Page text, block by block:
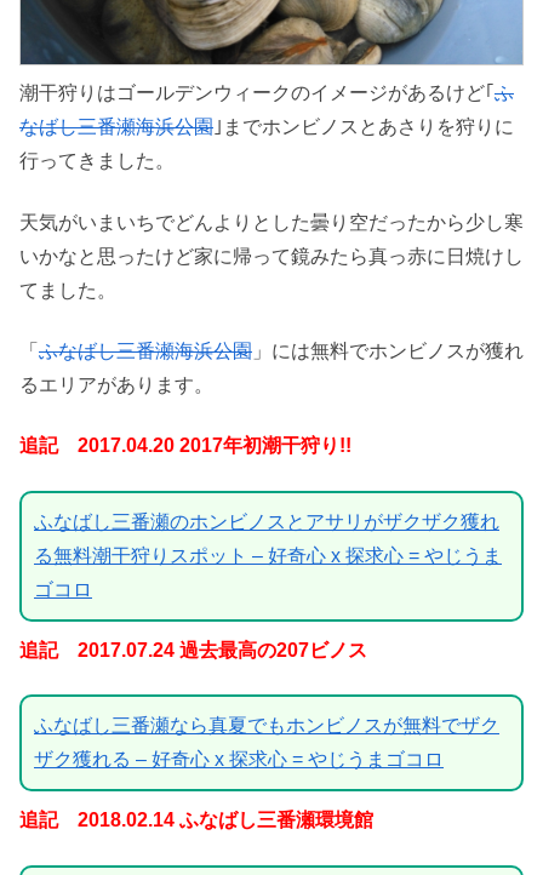
潮干狩りはゴールデンウィークのイメージがあるけど｢ ふ
なばし三番瀬海浜公園 ｣までホンビノスとあさりを狩りに
行ってきました。
天気がいまいちでどんよりとした曇り空だったから少し寒
いかなと思ったけど家に帰って鏡みたら真っ赤に日焼けし
てました。
「 ふなばし三番瀬海浜公園 」には無料でホンビノスが獲れ
るエリアがあります。
追記 2017.04.20 2017年初潮干狩り!!
ふなばし三番瀬のホンビノスとアサリがザクザク獲れ
る無料潮干狩りスポット – 好奇心 x 探求心 = やじうま
ゴコロ
追記 2017.07.24 過去最高の207ビノス
ふなばし三番瀬なら真夏でもホンビノスが無料でザク
ザク獲れる – 好奇心 x 探求心 = やじうまゴコロ
追記 2018.02.14 ふなばし三番瀬環境館